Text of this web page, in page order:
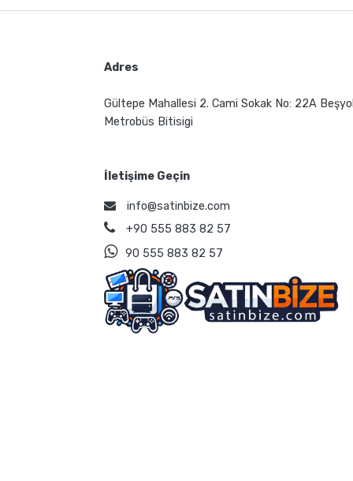
Adres
Gültepe Mahallesi 2. Cami Sokak No: 22A
Metrobüs Bitisigi
İletişime Geçin
info@satinbize.com
+90 555 883 82 57
90 555 883 82 57